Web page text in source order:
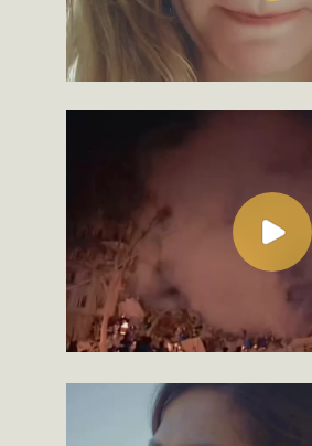
ОТЗЫВЫ И РАБОТЫ